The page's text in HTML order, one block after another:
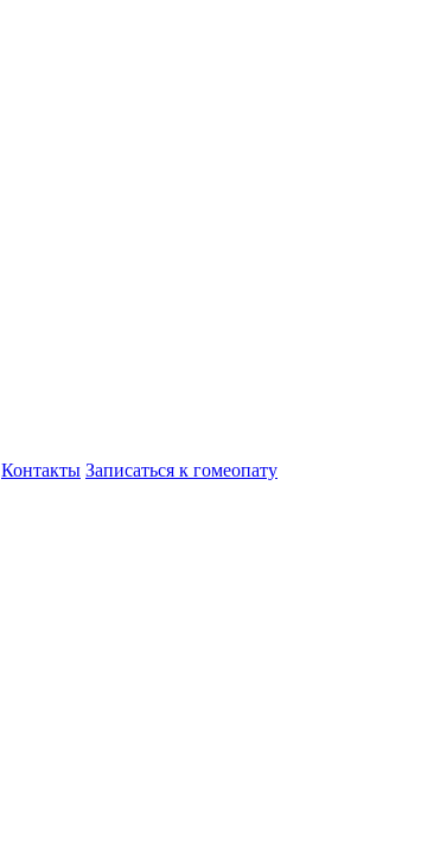
Контакты Записаться к гомеопату